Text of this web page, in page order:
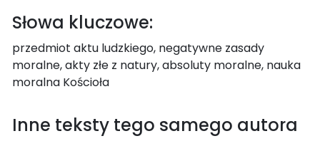
Słowa kluczowe:
przedmiot aktu ludzkiego, negatywne zasady
moralne, akty złe z natury, absoluty moralne, nauka
moralna Kościoła
Inne teksty tego samego autora